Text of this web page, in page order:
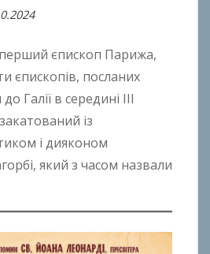
В
д
A
n
n
B
k
h
o
перший єпископ Парижа,
єпископів, посланих
Галії в середині ІІІ
із
і дияконом
який з часом назвали